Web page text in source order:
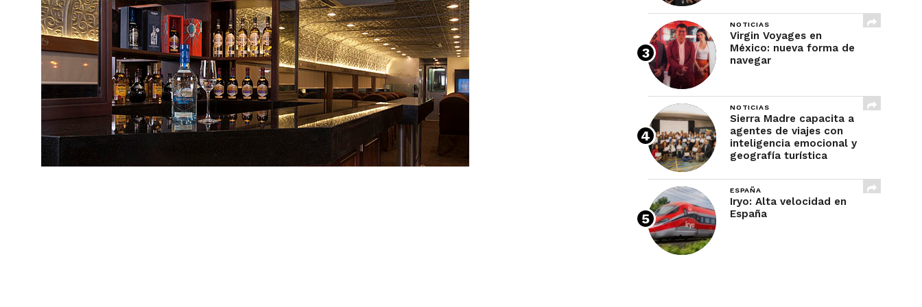
NOTICIAS
Virgin Voyages en
México: nueva forma de
navegar
NOTICIAS
Sierra Madre capacita a
agentes de viajes con
inteligencia emocional y
geografía turística
ESPAÑA
Iryo: Alta velocidad en
España